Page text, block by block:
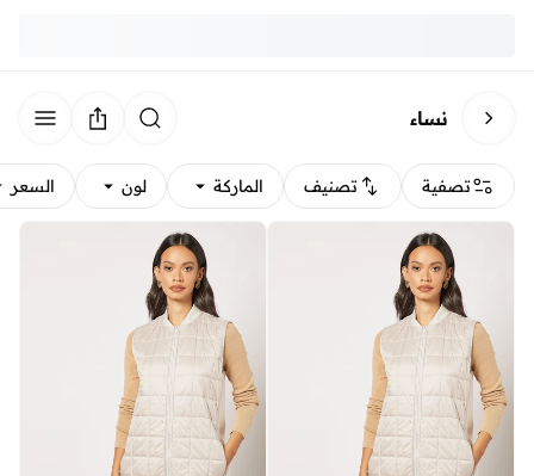
نساء
تصفية تصنيف الماركة لون السعر